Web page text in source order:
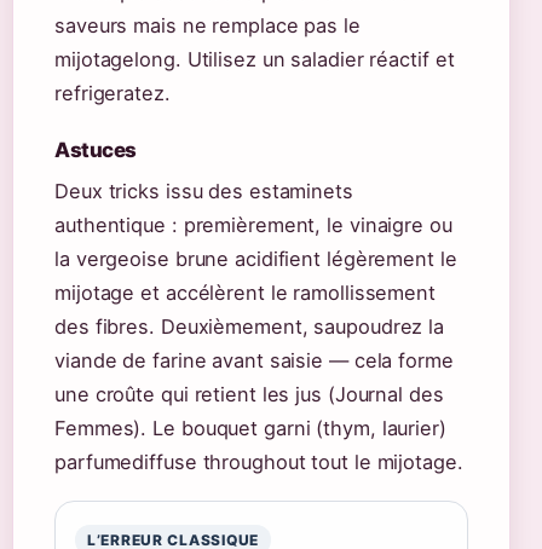
saveurs mais ne remplace pas le
mijotagelong. Utilisez un saladier réactif et
refrigeratez.
Astuces
Deux tricks issu des estaminets
authentique : premièrement, le vinaigre ou
la vergeoise brune acidifient légèrement le
mijotage et accélèrent le ramollissement
des fibres. Deuxièmement, saupoudrez la
viande de farine avant saisie — cela forme
une croûte qui retient les jus (Journal des
Femmes). Le bouquet garni (thym, laurier)
parfumediffuse throughout tout le mijotage.
L’ERREUR CLASSIQUE